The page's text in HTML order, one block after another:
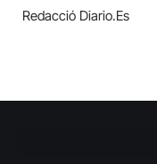
Redacció Diario.es